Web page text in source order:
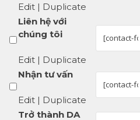
Edit | Duplicate
Liên hệ với
chúng tôi
Edit | Duplicate
Nhận tư vấn
Edit | Duplicate
Trở thành DA